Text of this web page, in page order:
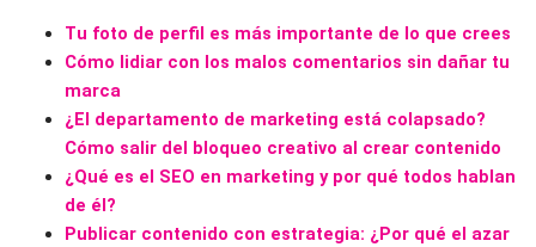
Tu foto de perfil es más importante de lo que crees
Cómo lidiar con los malos comentarios sin dañar tu
marca
¿El departamento de marketing está colapsado?
Cómo salir del bloqueo creativo al crear contenido
¿Qué es el SEO en marketing y por qué todos hablan
de él?
Publicar contenido con estrategia: ¿Por qué el azar